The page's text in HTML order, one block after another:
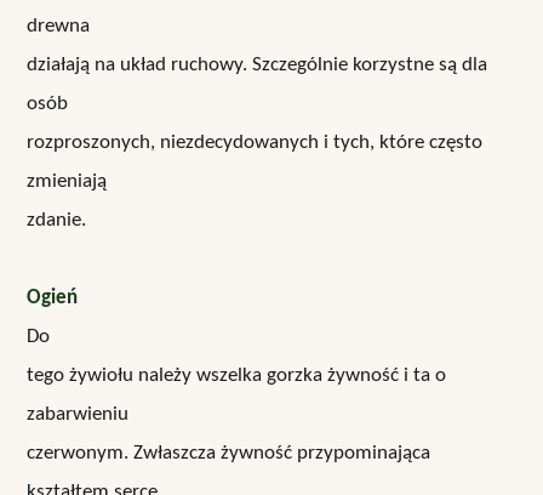
drewna
działają na układ ruchowy. Szczególnie korzystne są dla
osób
rozproszonych, niezdecydowanych i tych, które często
zmieniają
zdanie.
Ogień
Do
tego żywiołu należy wszelka gorzka żywność i ta o
zabarwieniu
czerwonym. Zwłaszcza żywność przypominająca